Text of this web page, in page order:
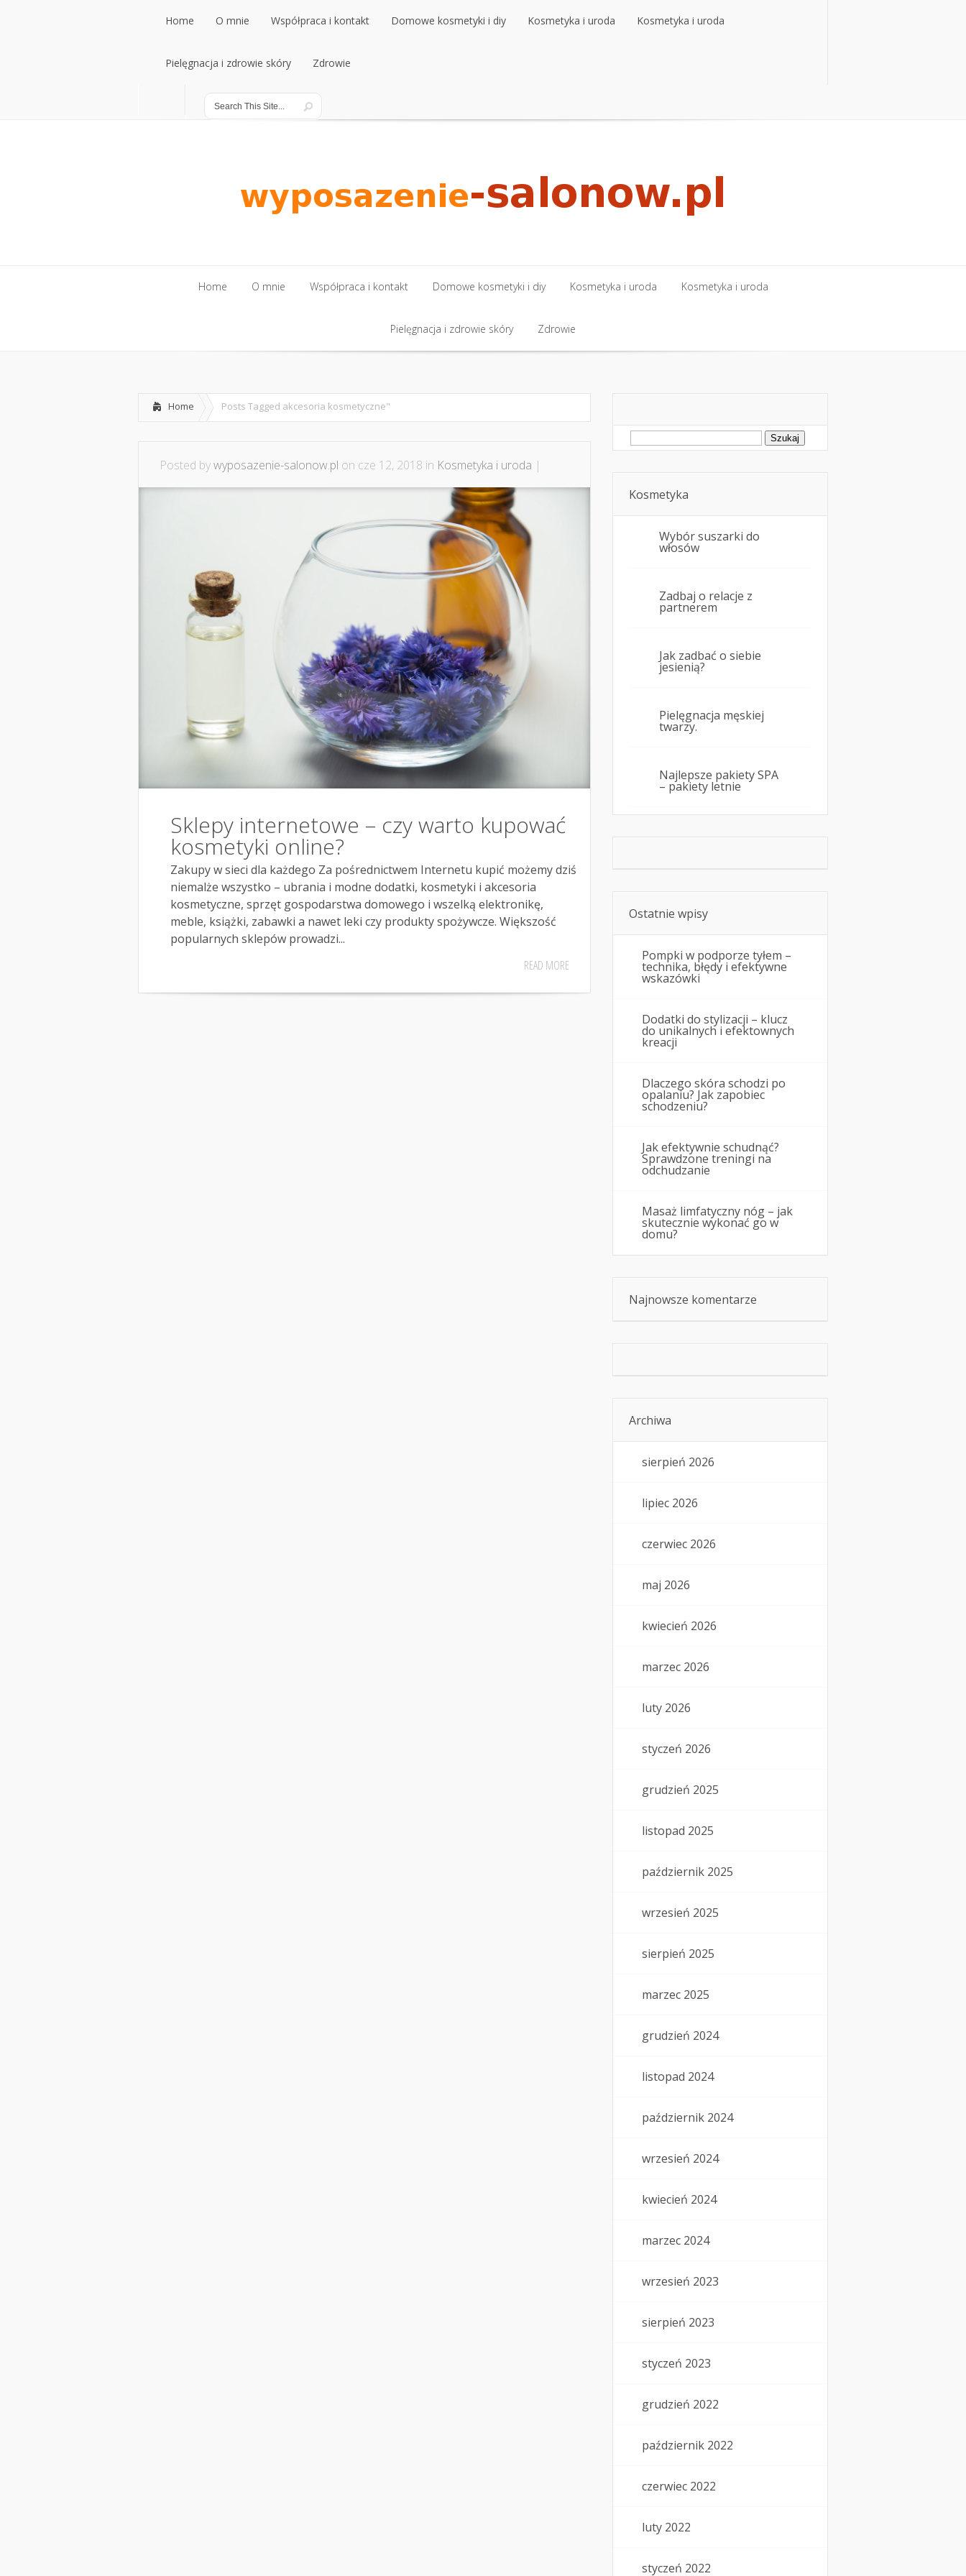
Home
Home
O mnie
O mnie
Współpraca i kontakt
Współpraca i kontakt
Domowe kosmetyki i diy Kosmetyka i uroda Kosmetyka i uroda
Pielęgnacja i zdrowie skóry
Pielęgnacja i zdrowie skóry
Zdrowie
Home O mnie Współpraca i kontakt
Współpraca i kontakt
Domowe kosmetyki i diy
Domowe kosmetyki i diy
Kosmetyka i uroda
Kosmetyka i uroda
Kosmetyka i uroda
Pielęgnacja i zdrowie skóry Zdrowie
Home Posts Tagged akcesoria kosmetyczne"
Posted bywyposazenie-salonow.pl on cze 12, 2018 in Kosmetyka i uroda |
Sklepy internetowe – czy warto kupować
kosmetyki online?
Zakupy w sieci dla każdego Za pośrednictwem Internetu kupić możemy dziś
niemalże wszystko – ubrania i modne dodatki, kosmetyki i akcesoria
kosmetyczne, sprzęt gospodarstwa domowego i wszelką elektronikę,
meble, książki, zabawki a nawet leki czy produkty spożywcze. Większość
popularnych sklepów prowadzi...
READ MORE
Szukaj:
Kosmetyka
Wybór suszarki do
włosów
Zadbaj o relacje z
partnerem
Jak zadbać o siebie
jesienią?
Pielęgnacja męskiej
twarzy.
Najlepsze pakiety SPA
– pakiety letnie
Ostatnie wpisy
Pompki w podporze tyłem –
technika, błędy i efektywne
wskazówki
Dodatki do stylizacji – klucz
do unikalnych i efektownych
kreacji
Dlaczego skóra schodzi po
opalaniu? Jak zapobiec
schodzeniu?
Jak efektywnie schudnąć?
Sprawdzone treningi na
odchudzanie
Masaż limfatyczny nóg – jak
skutecznie wykonać go w
domu?
Najnowsze komentarze
Archiwa
sierpień 2026
lipiec 2026
czerwiec 2026
maj 2026
kwiecień 2026
marzec 2026
luty 2026
styczeń 2026
grudzień 2025
listopad 2025
październik 2025
wrzesień 2025
sierpień 2025
marzec 2025
grudzień 2024
listopad 2024
październik 2024
wrzesień 2024
kwiecień 2024
marzec 2024
wrzesień 2023
sierpień 2023
styczeń 2023
grudzień 2022
październik 2022
czerwiec 2022
luty 2022
styczeń 2022